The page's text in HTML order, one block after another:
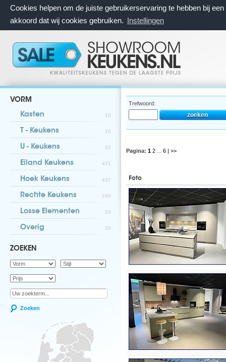
Cookies helpen om de juiste gebruikerservaring te hebben bij
akkoord dat wij cookies gebruiken. Instellingen
VORM
Kasten 10
T - Keukens 16
U - Keukens 37
Eiland Keukens 471
Hoek Keukens 437
Rechte Keukens 240
Losse Elementen 24
Overig 20
ZOEKEN
Zoeken
Trefwoord:
Pagina: 1 2 6 | >>
Foto